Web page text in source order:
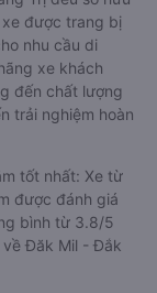
được trang bị
nhu cầu di
xe khách
đến chất lượng
trải nghiệm hoàn
tốt nhất: Xe từ
được đánh giá
bình từ 3.8/5
về Đăk Mil - Đắk